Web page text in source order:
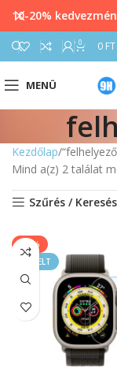
0 0 FT
MENÜ
Kezdőlap
Mind a(z) 2 találat
Szűrés / Keresés
-17%
KIEMELT
10-20%